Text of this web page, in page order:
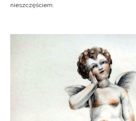
nieszczęściem.